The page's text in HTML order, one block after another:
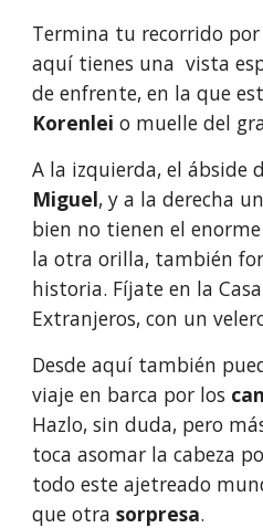
Termina tu recorrido por
aquí tienes una  vista
Korenlei o muelle del
A la izquierda, el ábside
Miguel, y a la derecha
bien no tienen el
la otra orilla, también
historia. Fíjate en la
Extranjeros, con un
Desde aquí también
viaje en barca por los
Hazlo, sin duda, pero
toca asomar la cabeza
todo este ajetreado
que otra sorpresa.